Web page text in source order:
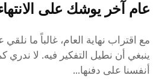
عام آخر يوشك على
مع اقتراب نهاية العام، غالباً ما
ينبغي أن نطيل التفكير فيه. لا ندري
أنفسنا على دفنها...